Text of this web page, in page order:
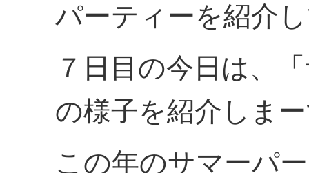
パーティーを紹介
７日目の今日は、
の様子を紹介しま
この年のサマーパ